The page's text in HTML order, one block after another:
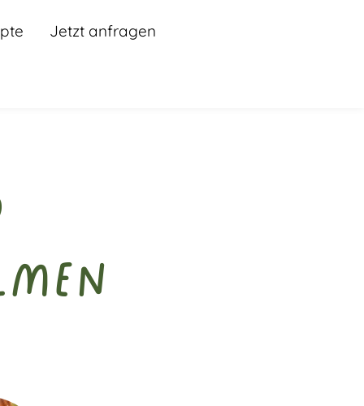
Jetzt anfragen